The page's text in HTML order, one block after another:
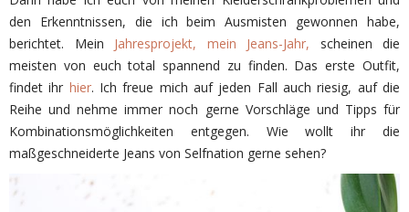
den Erkenntnissen, die ich beim Ausmisten gewonnen habe,
berichtet. Mein Jahresprojekt, mein Jeans-Jahr, scheinen die
meisten von euch total spannend zu finden. Das erste Outfit,
findet ihr hier. Ich freue mich auf jeden Fall auch riesig, auf die
Reihe und nehme immer noch gerne Vorschläge und Tipps für
Kombinationsmöglichkeiten entgegen. Wie wollt ihr die
maßgeschneiderte Jeans von Selfnation gerne sehen?